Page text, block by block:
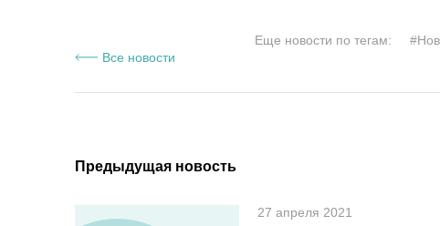
Все новости
Еще новости по тегам:
Предыдущая новость
27 апреля 2021